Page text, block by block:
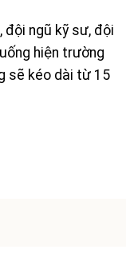
đội ngũ kỹ sư, đội
hiện trường
sẽ kéo dài từ 15